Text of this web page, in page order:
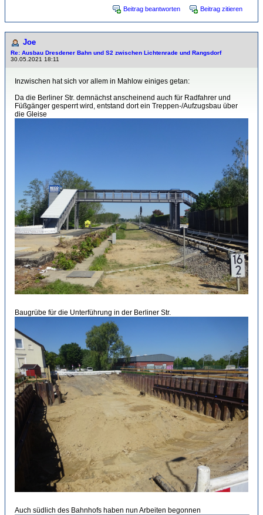
Beitrag beantworten Beitrag zitieren
Joe
Re: Ausbau Dresdener Bahn und S2 zwischen Lichtenrade und Rangsdorf
30.05.2021 18:11
Inzwischen hat sich vor allem in Mahlow einiges getan:
Da die Berliner Str. demnächst anscheinend auch für Radfahrer und
Füßgänger gesperrt wird, entstand dort ein Treppen-/Aufzugsbau über
die Gleise
Baugrübe für die Unterführung in der Berliner Str.
Auch südlich des Bahnhofs haben nun Arbeiten begonnen